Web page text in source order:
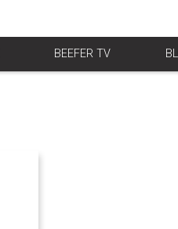
BEEFER TV